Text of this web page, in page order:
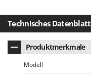
Ryobi
S
S.T.P.
Santos
Technisches Datenblatt
Produktmerkmale
Modell